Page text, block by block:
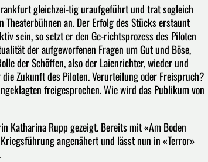
gleichzei-tig uraufgeführt und trat sogleich
an. Der Erfolg des Stücks erstaunt
sein, so setzt er den Ge-richtsprozess des Piloten
der aufgeworfenen Fragen um Gut und Böse,
der Schöffen, also der Laienrichter, wieder und
Zukunft des Piloten. Verurteilung oder Freispruch?
freigesprochen. Wie wird das Publikum von
Katharina Rupp gezeigt. Bereits mit «Am Boden
angenähert und lässt nun in «Terror»